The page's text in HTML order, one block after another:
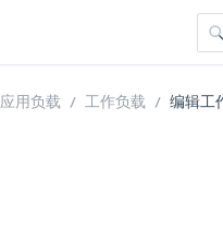
应用负载 工作负载 编辑工